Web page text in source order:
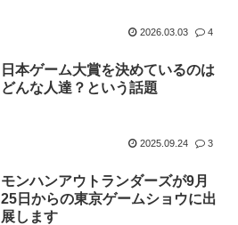
2026.03.03 4
日本ゲーム大賞を決めているのは
どんな人達？という話題
2025.09.24 3
モンハンアウトランダーズが9月
25日からの東京ゲームショウに出
展します